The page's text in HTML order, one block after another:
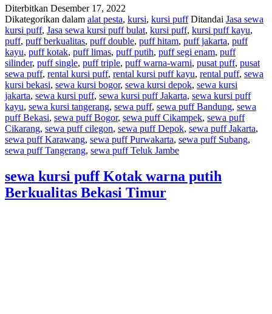
Diterbitkan Desember 17, 2022
Dikategorikan dalam alat pesta, kursi, kursi puff Ditandai Jasa sewa
kursi puff, Jasa sewa kursi puff bulat, kursi puff, kursi puff kayu,
puff, puff berkualitas, puff double, puff hitam, puff jakarta, puff
kayu, puff kotak, puff limas, puff putih, puff segi enam, puff
silinder, puff single, puff triple, puff warna-warni, pusat puff, pusat
sewa puff, rental kursi puff, rental kursi puff kayu, rental puff, sewa
kursi bekasi, sewa kursi bogor, sewa kursi depok, sewa kursi
jakarta, sewa kursi puff, sewa kursi puff Jakarta, sewa kursi puff
kayu, sewa kursi tangerang, sewa puff, sewa puff Bandung, sewa
puff Bekasi, sewa puff Bogor, sewa puff Cikampek, sewa puff
Cikarang, sewa puff cilegon, sewa puff Depok, sewa puff Jakarta,
sewa puff Karawang, sewa puff Purwakarta, sewa puff Subang,
sewa puff Tangerang, sewa puff Teluk Jambe
sewa kursi puff Kotak warna putih
Berkualitas Bekasi Timur